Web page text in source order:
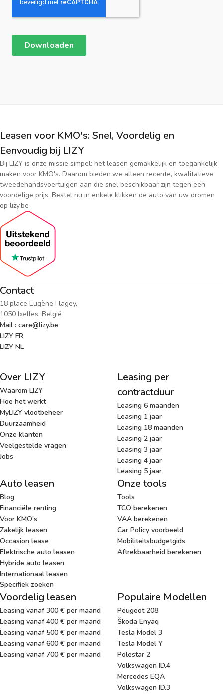
Leasen voor KMO's: Snel, Voordelig en
Eenvoudig bij LIZY
Bij LIZY is onze missie simpel: het leasen gemakkelijk en toegankelijk
maken voor KMO's. Daarom bieden we alleen recente, kwalitatieve
tweedehandsvoertuigen aan die snel beschikbaar zijn tegen een
voordelige prijs. Bestel nu in enkele klikken de auto van uw dromen
op lizy.be
Contact
18 place Eugène Flagey,
1050 Ixelles, België
Mail : care@lizy.be
LIZY FR
LIZY NL
Over LIZY
Waarom LIZY
Hoe het werkt
MyLIZY vlootbeheer
Duurzaamheid
Onze klanten
Veelgestelde vragen
Jobs
Leasing per
contractduur
Leasing 6 maanden
Leasing 1 jaar
Leasing 18 maanden
Leasing 2 jaar
Leasing 3 jaar
Leasing 4 jaar
Leasing 5 jaar
Auto leasen
Blog
Financiële renting
Voor KMO's
Zakelijk leasen
Occasion lease
Elektrische auto leasen
Hybride auto leasen
Internationaal leasen
Specifiek zoeken
Onze tools
Tools
TCO berekenen
VAA berekenen
Car Policy voorbeeld
Mobiliteitsbudgetgids
Aftrekbaarheid berekenen
Voordelig leasen
Leasing vanaf 300 € per maand
Leasing vanaf 400 € per maand
Leasing vanaf 500 € per maand
Leasing vanaf 600 € per maand
Leasing vanaf 700 € per maand
Populaire Modellen
Peugeot 208
Škoda Enyaq
Tesla Model 3
Tesla Model Y
Polestar 2
Volkswagen ID.4
Mercedes EQA
Volkswagen ID.3